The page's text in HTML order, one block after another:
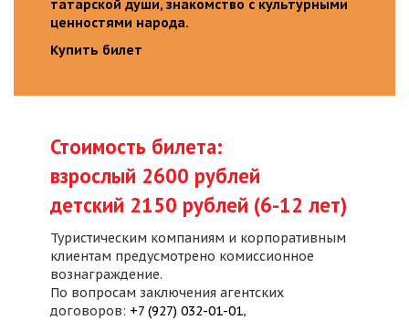
татарской души, знакомство с культурными
ценностями народа.
Купить билет
Стоимость билета:
взрослый 2600 рублей
детский 2150 рублей (6-12 лет)
Туристическим компаниям и корпоративным
клиентам предусмотрено комиссионное
вознаграждение.
По вопросам заключения агентских
договоров: +7 (927) 032-01-01,